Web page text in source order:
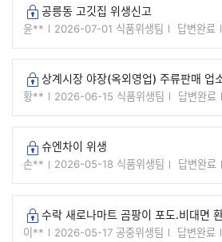
잠긴글공릉동 고깃집 위생신고
윤** 2026-07-01 식품위생팀 답변완료
잠긴글상계시장 야장(옥외영업) 주류판매 업소 소
황** 2026-06-15 식품위생팀 답변완료
잠긴글슈엔차이 위생
손** 2026-05-18 식품위생팀 답변완료
잠긴글수락 새로나마트 곰팡이 포도.비대면
이** 2026-05-17 공중위생팀 답변완료